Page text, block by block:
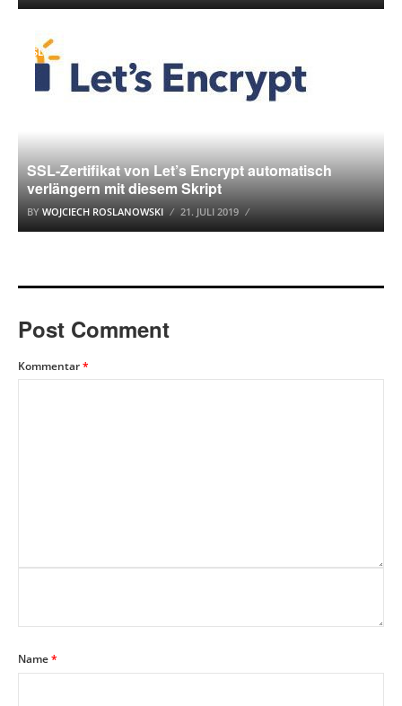
SSL
SSL-Zertifikat von Let’s Encrypt automatisch
verlängern mit diesem Skript
BY WOJCIECH ROSLANOWSKI 21. JULI 2019
Post Comment
Kommentar*
Name*